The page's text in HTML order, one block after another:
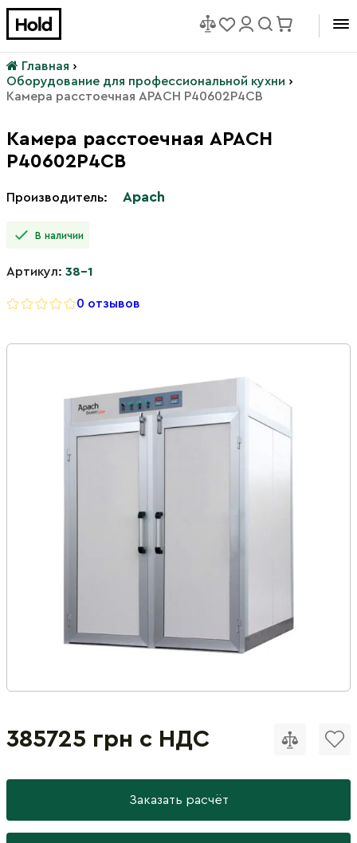
Главная ›
Оборудование для профессиональной кухни ›
Камера расстоечная APACH P40602P4CB
Камера расстоечная APACH
P40602P4CB
Производитель: Apach
В наличии
Артикул: 38-1
0 отзывов
385725 грн с НДС
Заказать расчёт